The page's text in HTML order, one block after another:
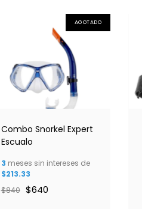
AGOTADO
Combo Snorkel Expert
Escualo
3 meses sin intereses de
$213.33
$840 $640